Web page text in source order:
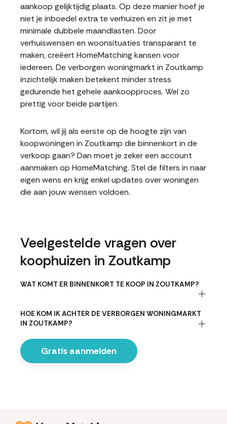
aankoop gelijktijdig plaats. Op deze manier hoef je
niet je inboedel extra te verhuizen en zit je met
minimale dubbele maandlasten. Door
verhuiswensen en woonsituaties transparant te
maken, creëert HomeMatching kansen voor
iedereen. De verborgen woningmarkt in Zoutkamp
inzichtelijk maken betekent minder stress
gedurende het gehele aankoopproces. Wel zo
prettig voor beide partijen.
Kortom, wil jij als eerste op de hoogte zijn van
koopwoningen in Zoutkamp die binnenkort in de
verkoop gaan? Dan moet je zeker een account
aanmaken op HomeMatching. Stel de filters in naar
eigen wens en krijg enkel updates over woningen
die aan jouw wensen voldoen.
Veelgestelde vragen over
koophuizen in Zoutkamp
WAT KOMT ER BINNENKORT TE KOOP IN ZOUTKAMP?
HOE KOM IK ACHTER DE VERBORGEN WONINGMARKT
IN ZOUTKAMP?
Gratis aanmelden